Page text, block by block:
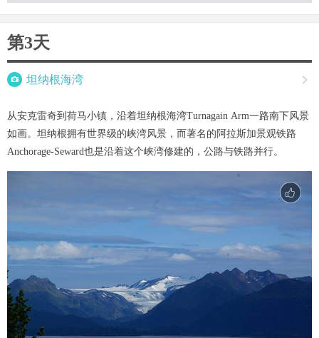
第3天
 坦纳根海湾 
从安克雷奇到荷马小镇，沿着坦纳根海湾Turnagain Arm一路南下风景
如画。坦纳根拥有世界级的峡湾风景，而著名的阿拉斯加景观铁路
Anchorage-Seward也是沿着这个峡湾修建的，公路与铁路并行。